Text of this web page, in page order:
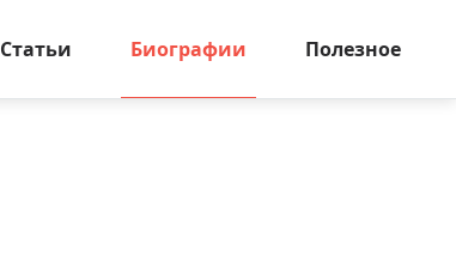
Статьи Биографии Полезное